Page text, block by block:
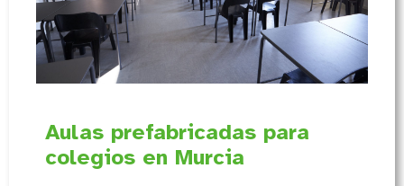
Aulas prefabricadas para
colegios en Murcia